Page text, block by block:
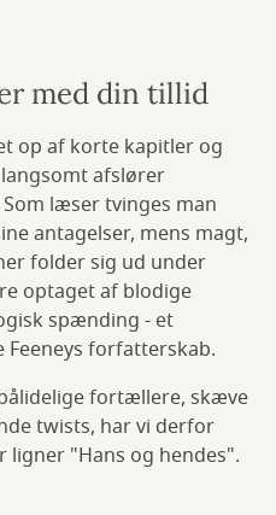
med din tillid
op af korte kapitler og
afslører
læser tvinges man
antagelser, mens magt,
folder sig ud under
optaget af blodige
spænding - et
forfatterskab.
fortællere, skæve
twists, har vi derfor
"Hans og hendes".